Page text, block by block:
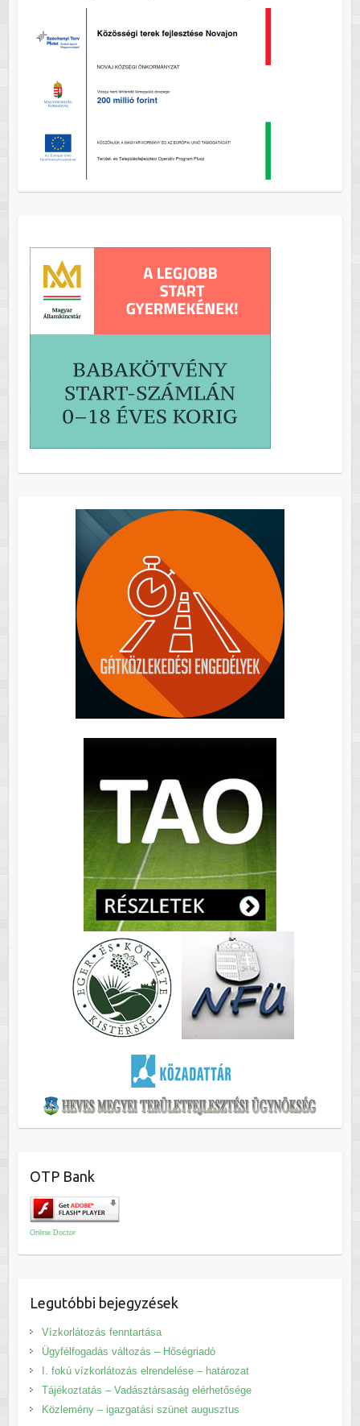
OTP Bank
Online Doctor
Legutóbbi bejegyzések
Vízkorlátozás fenntartása
Ügyfélfogadás változás – Hőségriadó
I. fokú vízkorlátozás elrendelése – határozat
Tájékoztatás – Vadásztársaság elérhetősége
Közlemény – igazgatási szünet augusztus